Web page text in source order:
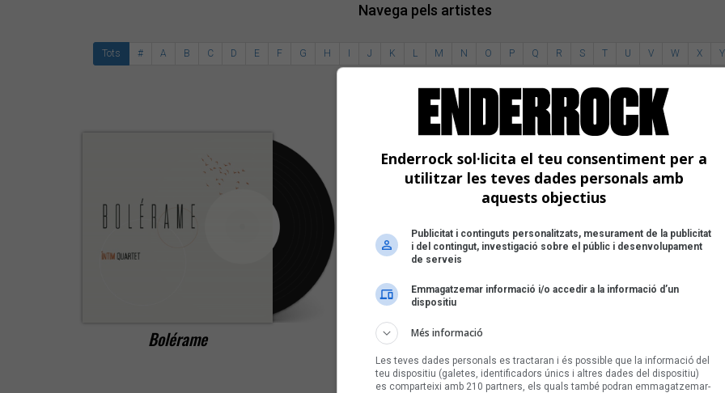
Navega pels artistes
Tots # A B C D E F G H I J K L M N O P Q R S T U V W X Y
Íntim Quartet
Bolérame
Enderrock sol·licita el teu consentiment per a
utilitzar les teves dades personals amb
aquests objectius
Publicitat i continguts personalitzats, mesurament de la publicitat
i del contingut, investigació sobre el públic i desenvolupament
de serveis
Emmagatzemar informació i/o accedir a la informació d’un
dispositiu
Més informació
Les teves dades personals es tractaran i és possible que la informació del
teu dispositiu (galetes, identificadors únics i altres dades del dispositiu)
es comparteixi amb 210 partners, els quals també podran emmagatzemar-